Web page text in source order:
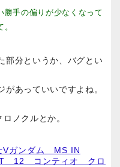
勝手の偏りが少なくなって
部分というか、バグとい
あっていいですよね。
ノクルとか。
Vガンダム MS IN
12 コンティオ クロ